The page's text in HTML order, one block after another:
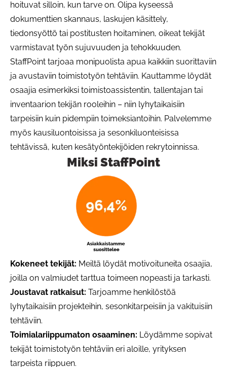
hoituvat silloin, kun tarve on. Olipa kyseessä
dokumenttien skannaus, laskujen käsittely,
tiedonsyöttö tai postitusten hoitaminen, oikeat tekijät
varmistavat työn sujuvuuden ja tehokkuuden.
StaffPoint tarjoaa monipuolista apua kaikkiin suorittaviin
ja avustaviin toimistotyön tehtäviin. Kauttamme löydät
osaajia esimerkiksi toimistoassistentin, tallentajan tai
inventaarion tekijän rooleihin – niin lyhytaikaisiin
tarpeisiin kuin pidempiin toimeksiantoihin. Palvelemme
myös kausiluontoisissa ja sesonkiluonteisissa
tehtävissä, kuten kesätyöntekijöiden rekrytoinnissa.
Miksi StaffPoint
Kokeneet tekijät: Meiltä löydät motivoituneita osaajia,
joilla on valmiudet tarttua toimeen nopeasti ja tarkasti.
Joustavat ratkaisut: Tarjoamme henkilöstöä
lyhytaikaisiin projekteihin, sesonkitarpeisiin ja vakituisiin
tehtäviin.
Toimialariippumaton osaaminen: Löydämme sopivat
tekijät toimistotyön tehtäviin eri aloille, yrityksen
tarpeista riippuen.